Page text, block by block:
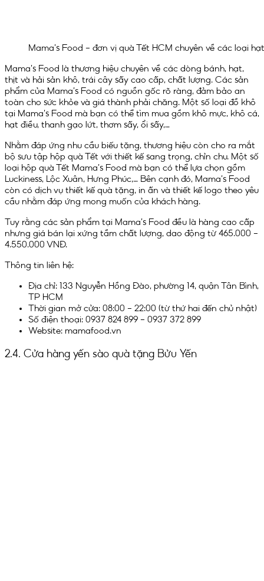
Mama’s Food – đơn vị quà Tết HCM chuyên về các loại
Mama’s Food là thương hiệu chuyên về các dòng bánh, hạt,
thịt và hải sản khô, trái cây sấy cao cấp, chất lượng. Các sản
phẩm của Mama’s Food có nguồn gốc rõ ràng, đảm bảo an
toàn cho sức khỏe và giá thành phải chăng. Một số loại đồ khô
tại Mama’s Food mà bạn có thể tìm mua gồm khô mực, khô cá,
hạt điều, thanh gạo lứt, thơm sấy, ổi sấy,…
Nhằm đáp ứng nhu cầu biếu tặng, thương hiệu còn cho ra mắt
bộ sưu tập hộp quà Tết với thiết kế sang trọng, chỉn chu. Một số
loại hộp quà Tết Mama’s Food mà bạn có thể lựa chọn gồm
Luckiness, Lộc Xuân, Hưng Phúc,… Bên cạnh đó, Mama’s Food
còn có dịch vụ thiết kế quà tặng, in ấn và thiết kế logo theo yêu
cầu nhằm đáp ứng mong muốn của khách hàng.
Tuy rằng các sản phẩm tại Mama’s Food đều là hàng cao cấp
nhưng giá bán lại xứng tầm chất lượng, dao động từ 465.000 –
4.550.000 VNĐ.
Thông tin liên hệ:
Địa chỉ: 133 Nguyễn Hồng Đào, phường 14, quận Tân Bình,
TP HCM
Thời gian mở cửa: 08:00 – 22:00 (từ thứ hai đến chủ nhật)
Số điện thoại: 0937 824 899 – 0937 372 899
Website: mamafood.vn
2.4. Cửa hàng yến sào quà tặng Bửu Yến